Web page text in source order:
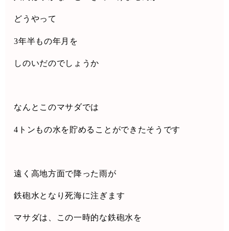
どうやって
3年半もの年月を
しのいだのでしょうか
なんとこのマサダでは
4 トンもの水を貯めることができたそうです
遠く高地方面で降った雨が
鉄砲水となり死海に注ぎます
マサダは、この一時的な鉄砲水を